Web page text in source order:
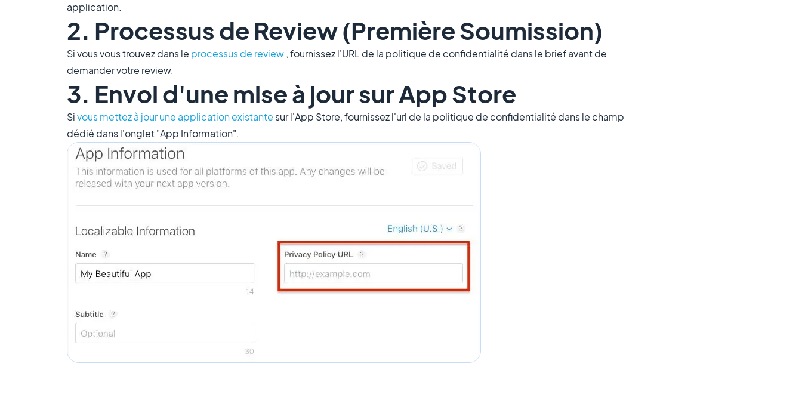
application.
2. Processus de Review (Première Soumission)
Si vous vous trouvez dans le processus de review, fournissez l'URL de la politique de confidentialité dans le brief avant de
demander votre review.
3. Envoi d'une mise à jour sur App Store
Sivous mettez à jour une application existante sur l'App Store, fournissez l'url de la politique de confidentialité dans le champ
dédié dans l'onglet "App Information".